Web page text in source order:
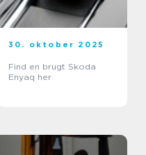
30. oktober 2025
Find en brugt Skoda
Enyaq her